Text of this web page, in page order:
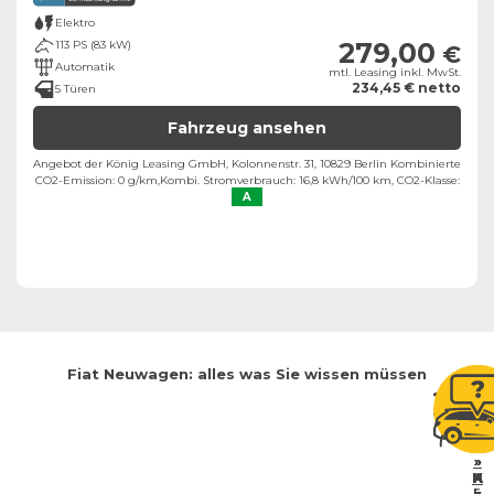
Elektro
113 PS (83 kW)
Automatik
5 Türen
279,00 €
mtl. Leasing inkl. MwSt.
234,45 € netto
Fahrzeug ansehen
Angebot der König Leasing GmbH, Kolonnenstr. 31, 10829 Berlin ​ Kombinierte
CO2-Emission: 0 g/km, Kombi. Stromverbrauch: 16,8 kWh/100 km, CO2-Klasse:
A
Fiat Neuwagen: alles was Sie wissen müssen
»
A
»
K
»
H